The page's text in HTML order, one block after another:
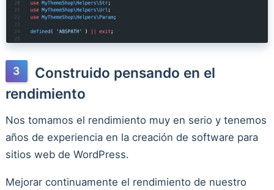
Construido pensando en el
rendimiento
Nos tomamos el rendimiento muy en serio y tenemos
años de experiencia en la creación de software para
sitios web de WordPress.
Mejorar continuamente el rendimiento de nuestro